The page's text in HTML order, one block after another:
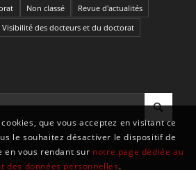
Non classé
Revue d'actualités
Visibilité des docteurs et du doctorat
que vous acceptez en visitant ce
le souhaitez désactiver le dispositif de
vous rendant sur notre page dédiée au
des données personnelles.